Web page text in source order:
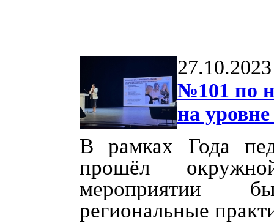
27.10.2023
№101 по
на
В рамках Года
прошёл
мероприятии
региональные